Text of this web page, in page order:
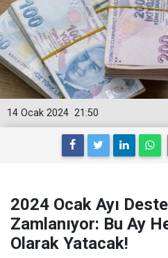
21:50
14 Ocak 2024
2024 Ocak Ayı
Zamlanıyor: Bu Ay
Olarak Yatacak!